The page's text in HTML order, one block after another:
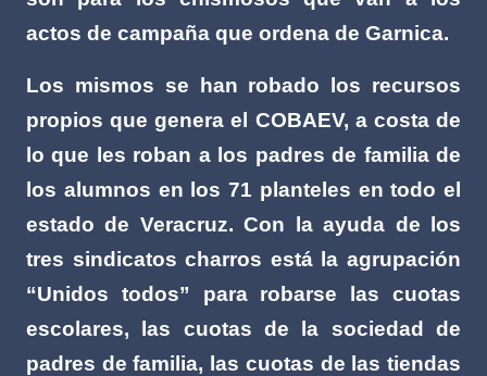
actos de campaña que ordena de Garnica.
Los mismos se han robado los recursos
propios que genera el COBAEV, a costa de
lo que les roban a los padres de familia de
los alumnos en los 71 planteles en todo el
estado de Veracruz. Con la ayuda de los
tres sindicatos charros está la agrupación
“Unidos todos” para robarse las cuotas
escolares, las cuotas de la sociedad de
padres de familia, las cuotas de las tiendas